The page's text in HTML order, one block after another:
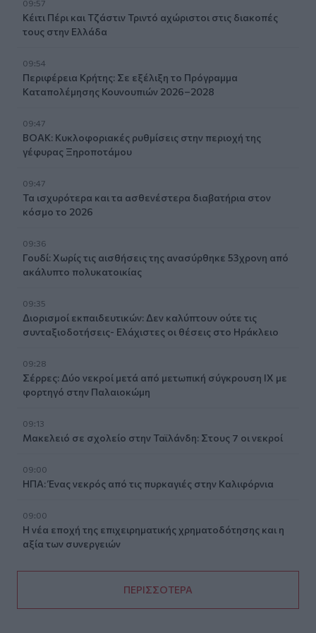
09:57
Κέιτι Πέρι και Τζάστιν Τριντό αχώριστοι στις διακοπές
τους στην Ελλάδα
09:54
Περιφέρεια Κρήτης: Σε εξέλιξη το Πρόγραμμα
Καταπολέμησης Κουνουπιών 2026–2028
09:47
ΒΟΑΚ: Κυκλοφοριακές ρυθμίσεις στην περιοχή της
γέφυρας Ξηροποτάμου
09:47
Τα ισχυρότερα και τα ασθενέστερα διαβατήρια στον
κόσμο το 2026
09:36
Γουδί: Χωρίς τις αισθήσεις της ανασύρθηκε 53χρονη από
ακάλυπτο πολυκατοικίας
09:35
Διορισμοί εκπαιδευτικών: Δεν καλύπτουν ούτε τις
συνταξιοδοτήσεις- Ελάχιστες οι θέσεις στο Ηράκλειο
09:28
Σέρρες: Δύο νεκροί μετά από μετωπική σύγκρουση ΙΧ με
φορτηγό στην Παλαιοκώμη
09:13
Μακελειό σε σχολείο στην Ταϊλάνδη: Στους 7 οι νεκροί
09:00
ΗΠΑ: Ένας νεκρός από τις πυρκαγιές στην Καλιφόρνια
09:00
Η νέα εποχή της επιχειρηματικής χρηματοδότησης και η
αξία των συνεργειών
ΠΕΡΙΣΣΟΤΕΡΑ